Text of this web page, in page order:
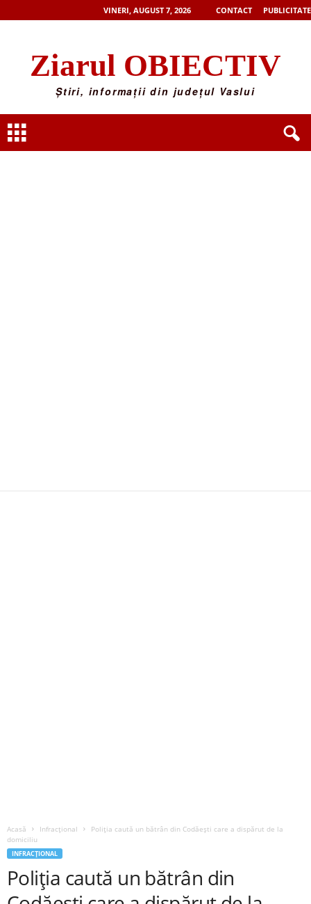
VINERI, AUGUST 7, 2026 CONTACT PUBLICITATE
Ziarul OBIECTIV
Știri, informații din județul Vaslui
Acasă Infracțional
Poliția caută un bătrân din Codăești care a dispărut de la
domiciliu
INFRACȚIONAL
Poliția caută un bătrân din